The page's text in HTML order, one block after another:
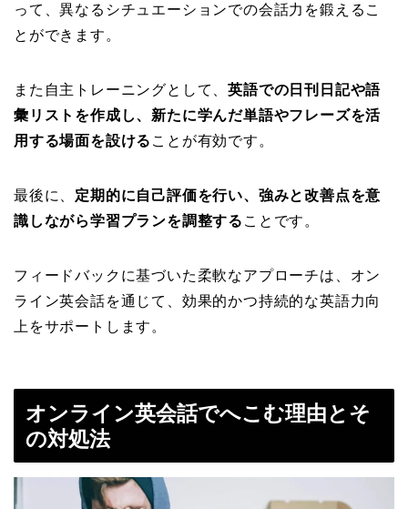
って、異なるシチュエーションでの会話力を鍛えるこ
とができます。
また自主トレーニングとして、英語での日刊日記や語
彙リストを作成し、新たに学んだ単語やフレーズを活
用する場面を設ける ことが有効です。
最後に、 定期的に自己評価を行い、強みと改善点を意
識しながら学習プランを調整する ことです。
フィードバックに基づいた柔軟なアプローチは、オン
ライン英会話を通じて、効果的かつ持続的な英語力向
上をサポートします。
オンライン英会話でへこむ理由とそ
の対処法